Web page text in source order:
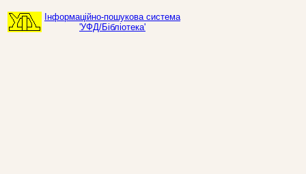
Інформаційно-пошукова система
'УФД/Бібліотека'